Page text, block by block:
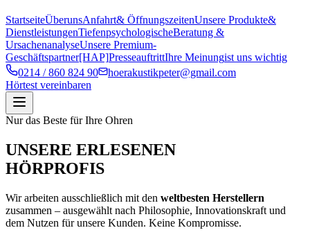
StartseiteÜberunsAnfahrt& ÖffnungszeitenUnsere Produkte&
DienstleistungenTiefenpsychologischeBeratung &
UrsachenanalyseUnsere Premium-
Geschäftspartner[HAP]PresseauftrittIhre Meinungist uns wichtig
0214 / 860 824 90
hoerakustikpeter@gmail.com
Hörtest vereinbaren
Nur das Beste für Ihre Ohren
UNSERE ERLESENEN
HÖRPROFIS
Wir arbeiten ausschließlich mit den weltbesten Herstellern
zusammen – ausgewählt nach Philosophie, Innovationskraft und
dem Nutzen für unsere Kunden. Keine Kompromisse.